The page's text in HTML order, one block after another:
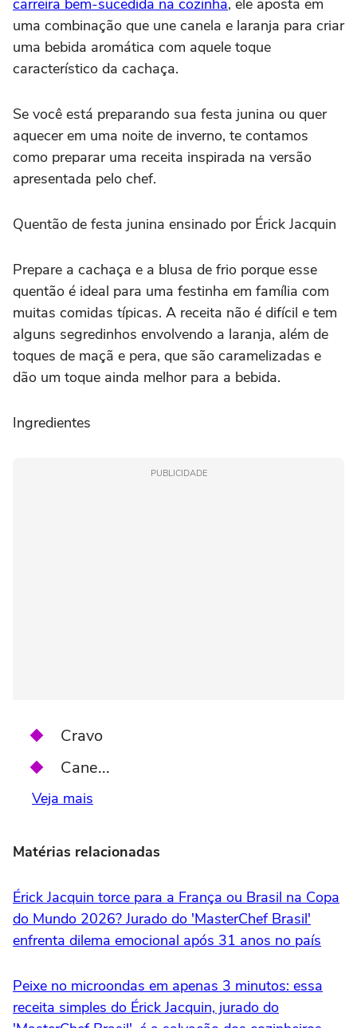
uma combinação que une canela e laranja para criar
uma bebida aromática com aquele toque
característico da cachaça.
Se você está preparando sua festa junina ou quer
aquecer em uma noite de inverno, te contamos
como preparar uma receita inspirada na versão
apresentada pelo chef.
Quentão de festa junina ensinado por Érick Jacquin
Prepare a cachaça e a blusa de frio porque esse
quentão é ideal para uma festinha em família com
muitas comidas típicas. A receita não é difícil e tem
alguns segredinhos envolvendo a laranja, além de
toques de maçã e pera, que são caramelizadas e
dão um toque ainda melhor para a bebida.
Ingredientes
PUBLICIDADE
Cravo
Cane...
Veja mais
Matérias relacionadas
Érick Jacquin torce para a França ou Brasil na Copa
do Mundo 2026? Jurado do 'MasterChef Brasil'
enfrenta dilema emocional após 31 anos no país
Peixe no microondas em apenas 3 minutos: essa
receita simples do Érick Jacquin, jurado do